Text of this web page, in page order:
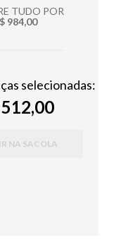
TUDO POR
984,00
selecionadas:
NA SACOLA